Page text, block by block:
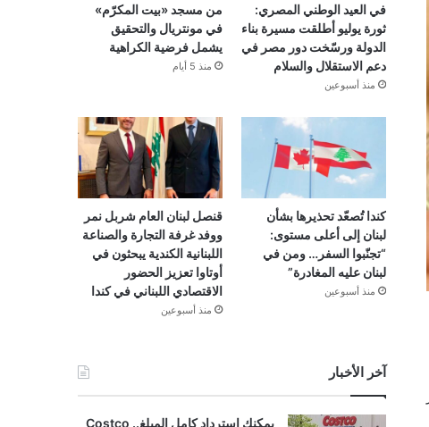
في العيد الوطني المصري:
ثورة يوليو أطلقت مسيرة بناء
الدولة ورسّخت دور مصر في
دعم الاستقلال والسلام
منذ أسبوعين
من مسجد «بيت المكرّم»
في مونتريال والتحقيق
يشمل فرضية الكراهية
منذ 5 أيام
كندا تُصعّد تحذيرها بشأن
لبنان إلى أعلى مستوى:
“تجنّبوا السفر… ومن في
لبنان عليه المغادرة”
منذ أسبوعين
قنصل لبنان العام شربل نمر
ووفد غرفة التجارة والصناعة
اللبنانية الكندية يبحثون في
أوتاوا تعزيز الحضور
الاقتصادي اللبناني في كندا
منذ أسبوعين
آخر الأخبار
يمكنك استرداد كامل المبلغ.. Costco